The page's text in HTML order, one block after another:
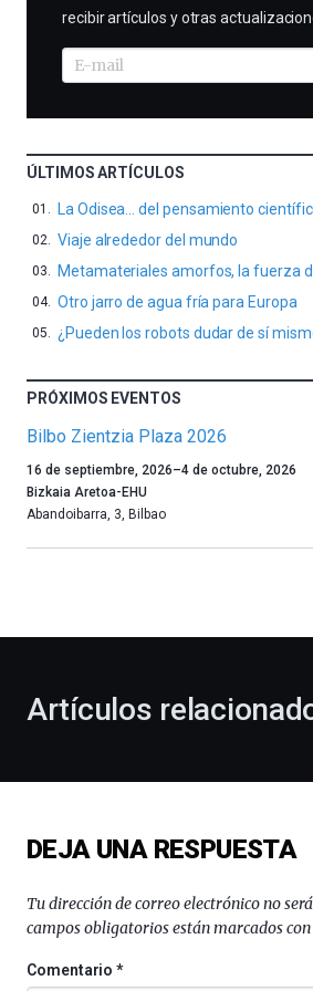
recibir artículos y otras
ÚLTIMOS ARTÍCULOS
La Odisea… del pensamiento
Viaje alrededor del mundo
Metamateriales amorfos, la fuerza
Otro jarro de agua fría para Europa
¿Pueden los robots dudar de sí
PRÓXIMOS EVENTOS
Bilbo Zientzia Plaza 2026
Un
año
más,
celebración
novena
Bilbo
(BZP),
un
que
16 de septiembre, 2026–4 de octubre, 2026
Bizkaia Aretoa-EHU
Abandoibarra, 3, Bilbao
Artículos
DEJA UNA RESPUESTA
Tu dirección de correo electrónico no
campos obligatorios están marcados con
Comentario*